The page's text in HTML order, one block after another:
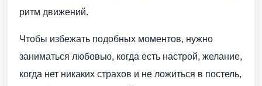
ритм движений.
Чтобы избежать подобных моментов, нужно
заниматься любовью, когда есть настрой, желание,
когда нет никаких страхов и не ложиться в постель,